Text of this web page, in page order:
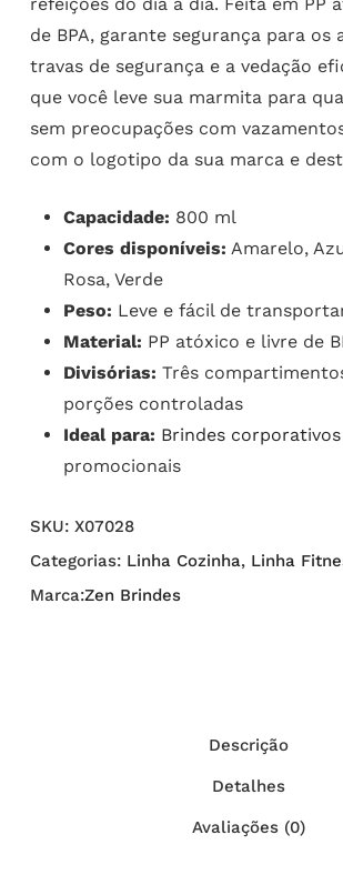
refeições do dia a dia. Feita em PP
de BPA, garante segurança para os
travas de segurança e a vedação
que você leve sua marmita para
sem preocupações com
com o logotipo da sua marca e
Capacidade: 800 ml
Cores disponíveis: Amarelo,
Rosa, Verde
Peso: Leve e fácil de
Material: PP atóxico e livre de
Divisórias: Três
porções controladas
Ideal para: Brindes corporativos
promocionais
SKU: X07028
Categorias: Linha Cozinha, Linha
Marca:Zen Brindes
Descrição
Detalhes
Avaliações (0)